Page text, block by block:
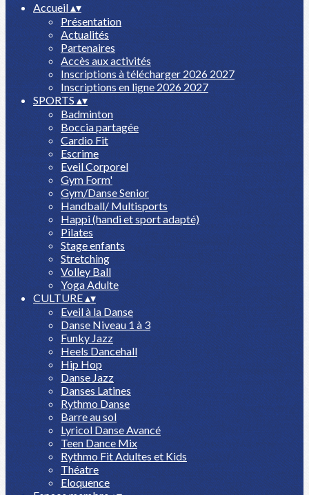
Accueil▴▾
Présentation
Actualités
Partenaires
Accès aux activités
Inscriptions à télécharger 2026 2027
Inscriptions en ligne 2026 2027
SPORTS▴▾
Badminton
Boccia partagée
Cardio Fit
Escrime
Eveil Corporel
Gym Form'
Gym/Danse Senior
Handball/ Multisports
Happi (handi et sport adapté)
Pilates
Stage enfants
Stretching
Volley Ball
Yoga Adulte
CULTURE▴▾
Eveil à la Danse
Danse Niveau 1 à 3
Funky Jazz
Heels Dancehall
Hip Hop
Danse Jazz
Danses Latines
Rythmo Danse
Barre au sol
Lyricol Danse Avancé
Teen Dance Mix
Rythmo Fit Adultes et Kids
Théatre
Eloquence